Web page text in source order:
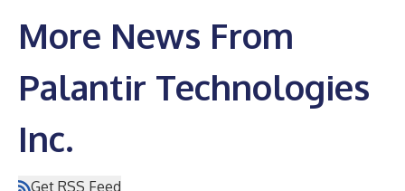
More News From
Palantir Technologies
Inc.
Get RSS Feed